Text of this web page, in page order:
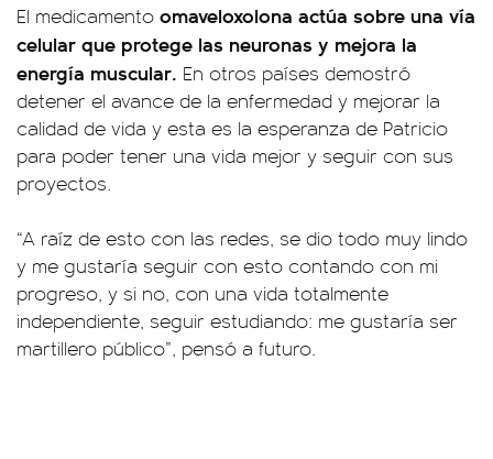
El medicamento omaveloxolona actúa sobre una vía
celular que protege las neuronas y mejora la
energía muscular. En otros países demostró
detener el avance de la enfermedad y mejorar la
calidad de vida y esta es la esperanza de Patricio
para poder tener una vida mejor y seguir con sus
proyectos.
“A raíz de esto con las redes, se dio todo muy lindo
y me gustaría seguir con esto contando con mi
progreso, y si no, con una vida totalmente
independiente, seguir estudiando: me gustaría ser
martillero público”, pensó a futuro.